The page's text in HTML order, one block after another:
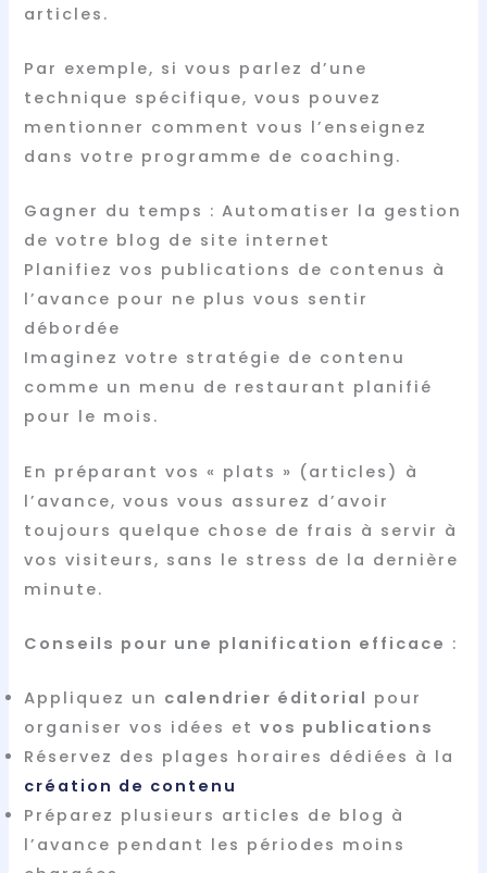
articles.
Par exemple, si vous parlez d’une
technique spécifique, vous pouvez
mentionner comment vous l’enseignez
dans votre programme de coaching.
Gagner du temps : Automatiser la gestion
de votre blog de site internet
Planifiez vos publications de contenus à
l’avance pour ne plus vous sentir
débordée
Imaginez votre stratégie de contenu
comme un menu de restaurant planifié
pour le mois.
En préparant vos « plats » (articles) à
l’avance, vous vous assurez d’avoir
toujours quelque chose de frais à servir à
vos visiteurs, sans le stress de la dernière
minute.
Conseils pour une planification efficace :
Appliquez un calendrier éditorial pour
organiser vos idées etvos publications
Réservez des plages horaires dédiées à la
création de contenu
Préparez plusieurs articles de blog à
l’avance pendant les périodes moins